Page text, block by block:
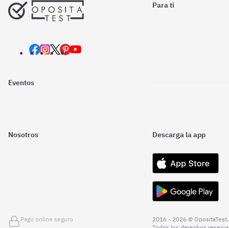
Para ti
Eventos
Nosotros Descarga la app
Pago online seguro
2016 - 2026 © OpositaTest.